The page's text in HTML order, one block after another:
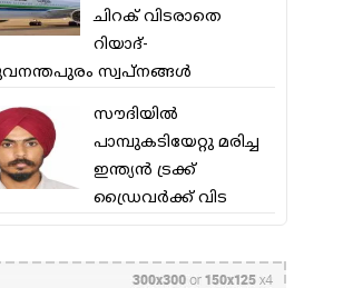
ചിറക് വിടരാതെ
റിയാദ്-
സ്വപ്നങ്ങള്‍
സൗദിയിൽ
പാമ്പുകടിയേറ്റു മരിച്ച
ഇന്ത്യൻ ട്രക്ക്
ഡ്രൈവർക്ക് വിട